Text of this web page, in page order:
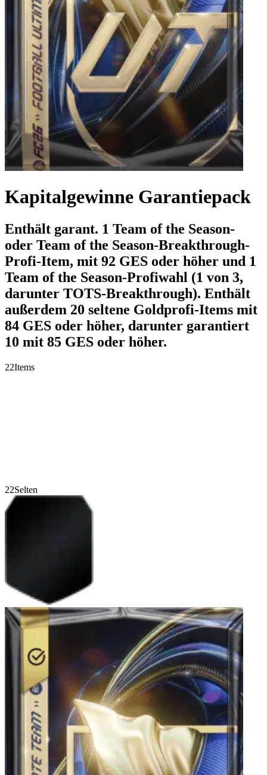
Kapitalgewinne Garantiepack
Enthält garant. 1 Team of the Season-
oder Team of the Season-Breakthrough-
Profi-Item, mit 92 GES oder höher und 1
Team of the Season-Profiwahl (1 von 3,
darunter TOTS-Breakthrough). Enthält
außerdem 20 seltene Goldprofi-Items mit
84 GES oder höher, darunter garantiert
10 mit 85 GES oder höher.
22Items
22Selten